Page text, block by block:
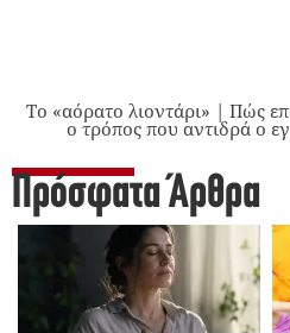
Το «αόρατο λιοντάρι» | Πώς
ο τρόπος που αντιδρά ο
Πρόσφατα Άρθρα